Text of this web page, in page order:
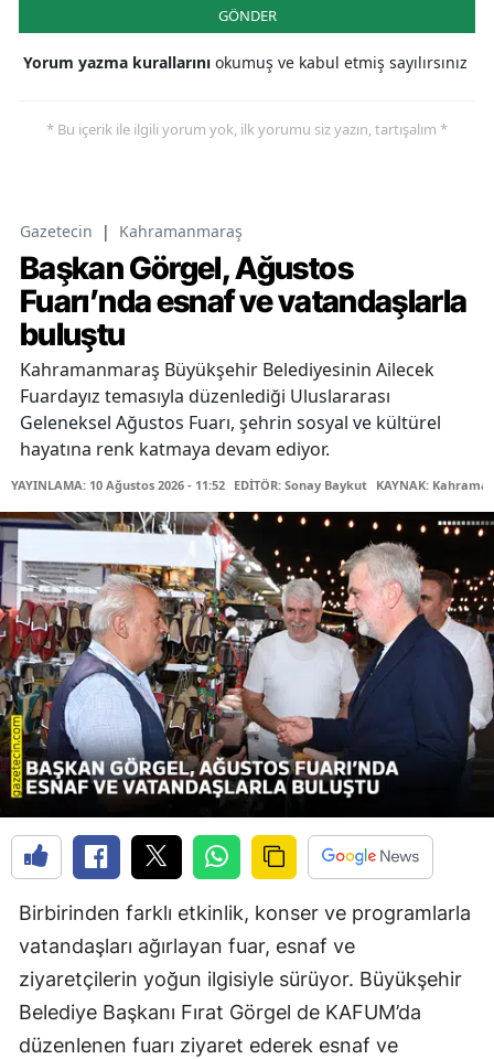
GÖNDER
Yorum yazma kurallarını okumuş ve kabul etmiş sayılırsınız
* Bu içerik ile ilgili yorum yok, ilk yorumu siz yazın, tartışalım *
Gazetecin | Kahramanmaraş
Başkan Görgel, Ağustos
Fuarı’nda esnaf ve vatandaşlarla
buluştu
Kahramanmaraş Büyükşehir Belediyesinin Ailecek
Fuardayız temasıyla düzenlediği Uluslararası
Geleneksel Ağustos Fuarı, şehrin sosyal ve kültürel
hayatına renk katmaya devam ediyor.
YAYINLAMA: 10 Ağustos 2026 - 11:52 EDİTÖR: Sonay Baykut KAYNAK:
Birbirinden farklı etkinlik, konser ve programlarla
vatandaşları ağırlayan fuar, esnaf ve
ziyaretçilerin yoğun ilgisiyle sürüyor. Büyükşehir
Belediye Başkanı Fırat Görgel de KAFUM’da
düzenlenen fuarı ziyaret ederek esnaf ve